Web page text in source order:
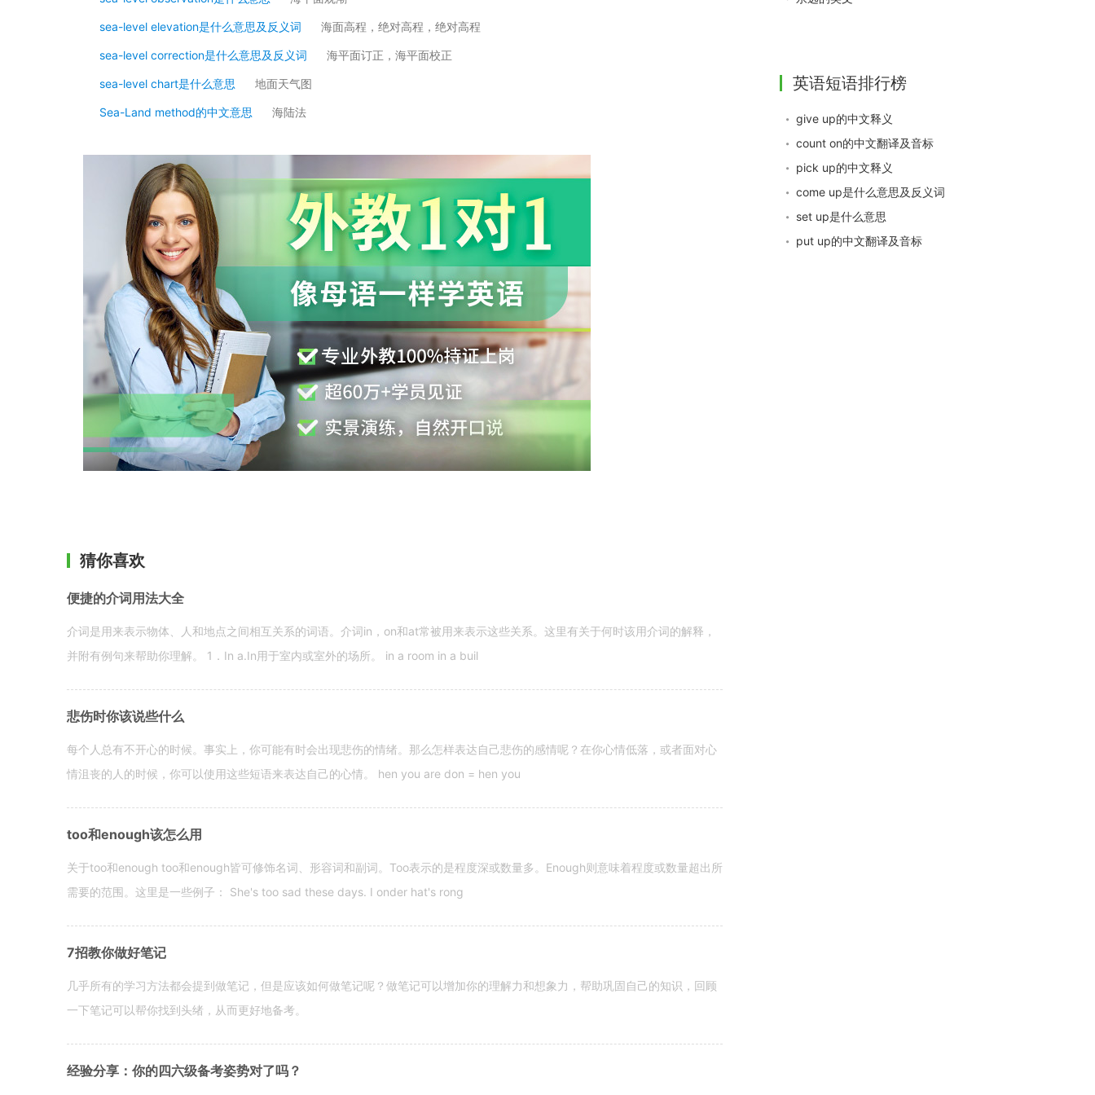
sea-level elevation是什么意思及反义词 海面高程，绝对高程，绝对高程
sea-level correction是什么意思及反义词 海平面订正，海平面校正
sea-level chart是什么意思 地面天气图
Sea-Land method的中文意思 海陆法
猜你喜欢
便捷的介词用法大全
介词是用来表示物体、人和地点之间相互关系的词语。介词in，on和at常被用来表示这些关系。这里有关于何时该用介词的解释，
并附有例句来帮助你理解。 1．In a.In用于室内或室外的场所。 in a room in a buil
悲伤时你该说些什么
每个人总有不开心的时候。事实上，你可能有时会出现悲伤的情绪。那么怎样表达自己悲伤的感情呢？在你心情低落，或者面对心
情沮丧的人的时候，你可以使用这些短语来表达自己的心情。 hen you are don = hen you
too和enough该怎么用
关于too和enough too和enough皆可修饰名词、形容词和副词。Too表示的是程度深或数量多。Enough则意味着程度或数量超出所
需要的范围。这里是一些例子： She's too sad these days. I onder hat's rong
7招教你做好笔记
几乎所有的学习方法都会提到做笔记，但是应该如何做笔记呢？做笔记可以增加你的理解力和想象力，帮助巩固自己的知识，回顾
一下笔记可以帮你找到头绪，从而更好地备考。
经验分享：你的四六级备考姿势对了吗？
英语短语排行榜
give up的中文释义
count on的中文翻译及音标
pick up的中文释义
come up是什么意思及反义词
set up是什么意思
put up的中文翻译及音标